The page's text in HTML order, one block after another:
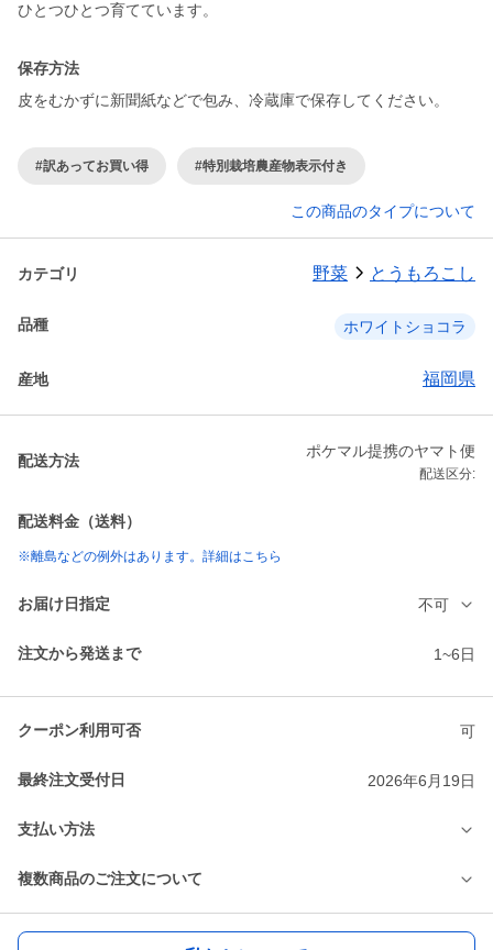
ひとつひとつ育てています。
保存方法
皮をむかずに新聞紙などで包み、冷蔵庫で保存してください。
#訳あってお買い得 #特別栽培農産物表示付き
この商品のタイプについて
カテゴリ 野菜 とうもろこし
品種 ホワイトショコラ
産地 福岡県
配送方法
ポケマル提携のヤマト便
配送区分:
配送料金（送料）
※離島などの例外はあります。詳細はこちら
お届け日指定 不可
注文から発送まで 1~6日
クーポン利用可否 可
最終注文受付日 2026年6月19日
支払い方法
複数商品のご注文について